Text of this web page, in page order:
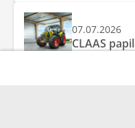
07.07.2026
CLAAS